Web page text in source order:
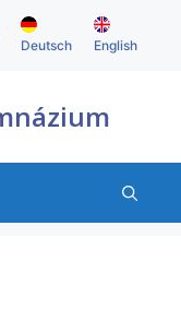
Deutsch English